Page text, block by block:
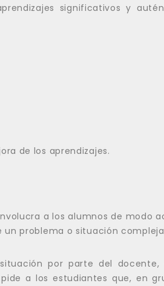
significativos y
de los aprendizajes.
a los alumnos de modo
problema o situación
por parte del docente,
a los estudiantes que, en